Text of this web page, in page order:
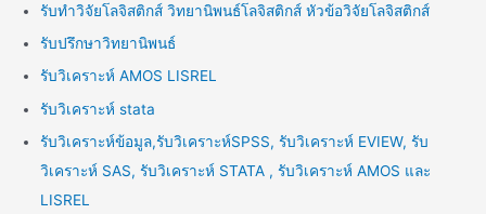
รับทำวิจัยโลจิสติกส์ วิทยานิพนธ์โลจิสติกส์ หัวข้อวิจัยโลจิสติกส์
รับปรึกษาวิทยานิพนธ์
รับวิเคราะห์ AMOS LISREL
รับวิเคราะห์ stata
รับวิเคราะห์ข้อมูล,รับวิเคราะห์SPSS, รับวิเคราะห์ EVIEW, รับ
วิเคราะห์ SAS, รับวิเคราะห์ STATA , รับวิเคราะห์ AMOS และ
LISREL